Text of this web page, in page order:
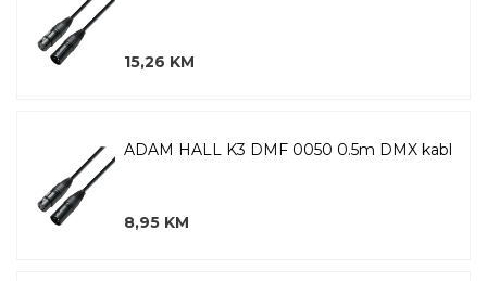
15,26 KM
ADAM HALL K3 DMF 0050 0.5m DMX kabl
8,95 KM